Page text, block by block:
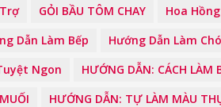
GỎI BẦU TÔM CHAY Hoa
Dẫn Làm Bếp
Hướng Dẫn Làm
Ngon
HƯỚNG DẪN: CÁCH LÀM
HƯỚNG DẪN: TỰ LÀM MÀU